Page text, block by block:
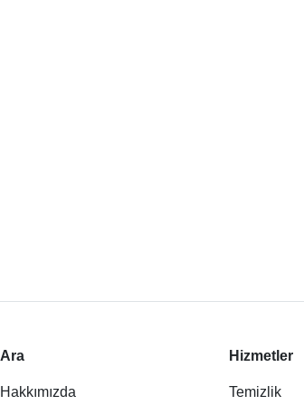
Ara
Hakkımızda
Hizmetler
Temizlik